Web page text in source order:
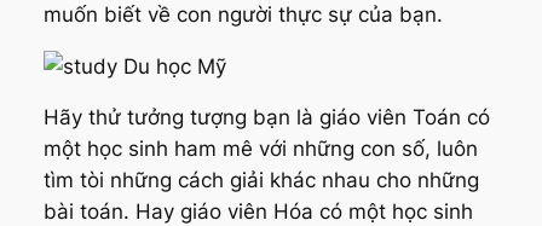
muốn biết về con người thực sự của bạn.
Hãy thử tưởng tượng bạn là giáo viên Toán có
một học sinh ham mê với những con số, luôn
tìm tòi những cách giải khác nhau cho những
bài toán. Hay giáo viên Hóa có một học sinh